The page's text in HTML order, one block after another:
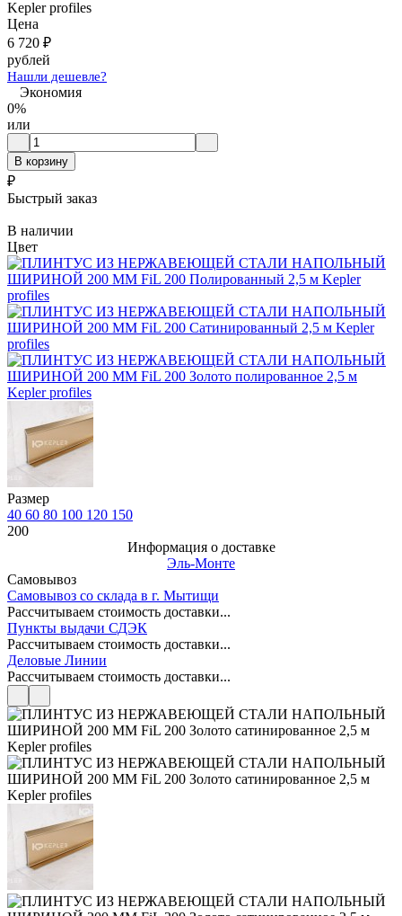
Kepler profiles
Цена
6 720 ₽
рублей
Нашли дешевле?
Экономия
0%
или
В корзину
₽
Быстрый заказ
В наличии
Цвет
Размер
40 60 80 100 120 150
200
Информация о доставке
Эль-Монте
Самовывоз
Самовывоз со склада в г. Мытищи
Рассчитываем стоимость доставки...
Пункты выдачи СДЭК
Рассчитываем стоимость доставки...
Деловые Линии
Рассчитываем стоимость доставки...